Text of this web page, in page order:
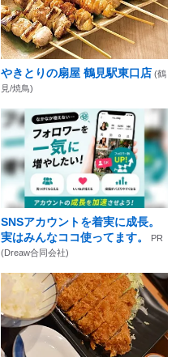
やきとりの扇屋 鶴見駅東口店 (鶴
見/焼鳥)
SNSアカウントを着実に成長。
実はみんなココ使ってます。
PR
(Dreaw合同会社)